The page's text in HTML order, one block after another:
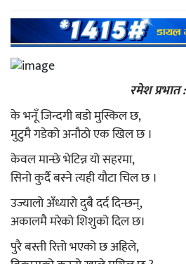
रमेश प्रभात :
के भनूँ जिन्दगी बडो मुस्किल छ,
मुटुमै गडेको अनौठो एक खिल छ ।
केवल मान्छे भेटिन्न यो सहरमा,
सिनो कुर्दै बस्ने त्यही यौटा चिल छ ।
उज्यालो अँध्यारो दुबै दर्द दिन्छन्,
अकालमै मरेको शिशुको दिल छ।
पुरै बस्ती रित्तो भएको छ अहिले,